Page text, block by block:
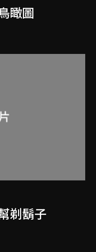
瞰圖
剃鬍子